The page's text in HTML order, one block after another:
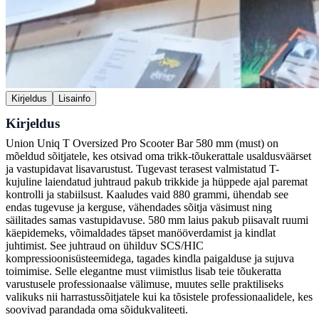
Kirjeldus Lisainfo
Kirjeldus
Union Uniq T Oversized Pro Scooter Bar 580 mm (must) on
mõeldud sõitjatele, kes otsivad oma trikk-tõukerattale usaldusväärset
ja vastupidavat lisavarustust. Tugevast terasest valmistatud T-
kujuline laiendatud juhtraud pakub trikkide ja hüppede ajal paremat
kontrolli ja stabiilsust. Kaaludes vaid 880 grammi, ühendab see
endas tugevuse ja kerguse, vähendades sõitja väsimust ning
säilitades samas vastupidavuse. 580 mm laius pakub piisavalt ruumi
käepidemeks, võimaldades täpset manööverdamist ja kindlat
juhtimist. See juhtraud on ühilduv SCS/HIC
kompressioonisüsteemidega, tagades kindla paigalduse ja sujuva
toimimise. Selle elegantne must viimistlus lisab teie tõukeratta
varustusele professionaalse välimuse, muutes selle praktiliseks
valikuks nii harrastussõitjatele kui ka tõsistele professionaalidele, kes
soovivad parandada oma sõidukvaliteeti.